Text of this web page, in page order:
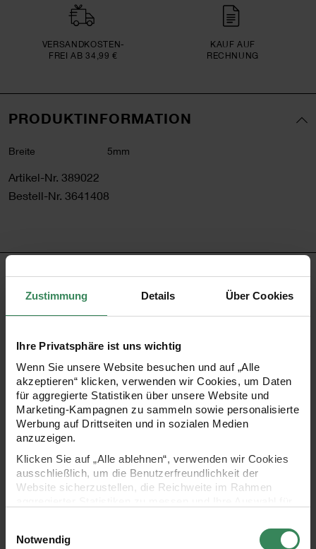
Zustimmung Details Über Cookies
Ihre Privatsphäre ist uns wichtig
Wenn Sie unsere Website besuchen und auf „Alle
akzeptieren“ klicken, verwenden wir Cookies, um Daten
für aggregierte Statistiken über unsere Website und
Marketing-Kampagnen zu sammeln sowie personalisierte
Werbung auf Drittseiten und in sozialen Medien
anzuzeigen.
Klicken Sie auf „Alle ablehnen“, verwenden wir Cookies
ausschließlich, um die Benutzerfreundlichkeit der
Website sicherzustellen, die Reichweite im Rahmen
Ihre Einwilligung ist freiwillig und kann jederzeit über den
Notwendig
VERSAND­KOSTEN­
FREI AB 34,99 €
KAUF AUF
RECHNUNG
PRODUKTINFORMATION
Breite 5mm
Artikel-Nr. 389022
Bestell-Nr. 3641408
PRODUKTBESCHREIBUNG
Der teilbare Metall-Reißverschluss ist perfekt für Jacken,
langlebig und stabil ist, sondern auch eine stilvolle Optik
bietet. Der metallene Zipper in Silber ist Schwarz
umrandet. Seine glatte Führung ermöglicht ein
zuverlässiges Öffnen und Schließen, was den
Tragekomfort zusätzlich erhöht.
- Teilbarkeit für vielseitige Einsatzmöglichkeiten
- Hohe Stabilität und Langlebigkeit
- Robuste Metallausführung